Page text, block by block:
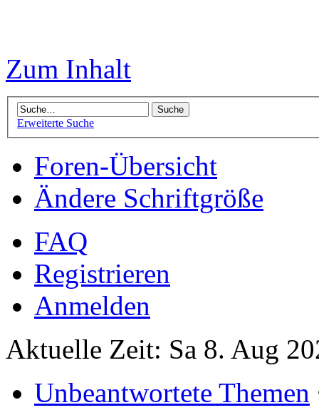
Zum Inhalt
Erweiterte Suche
Foren-Übersicht
Ändere Schriftgröße
FAQ
Registrieren
Anmelden
Aktuelle Zeit: Sa 8. Aug
Unbeantwortete Themen